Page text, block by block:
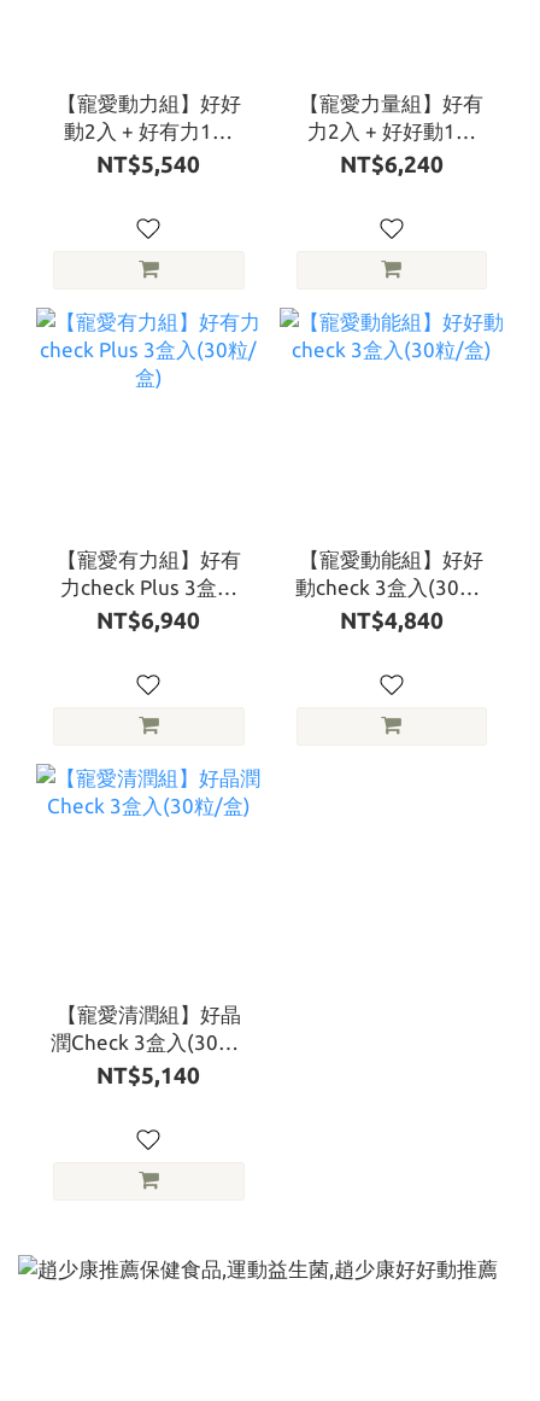
【寵愛動力組】好好
動2入 + 好有力1入
(30顆/盒)
NT$5,540
【寵愛力量組】好有
力2入 + 好好動1入
(30顆/盒)
NT$6,240
【寵愛有力組】好有
力check Plus 3盒入
(30粒/盒)
NT$6,940
【寵愛動能組】好好
動check 3盒入(30粒/
盒)
NT$4,840
【寵愛清潤組】好晶
潤Check 3盒入(30粒/
盒)
NT$5,140